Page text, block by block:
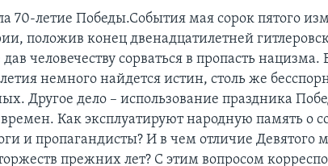
70-летие Победы.События мая сорок пятого
положив конец двенадцатилетней
человечеству сорваться в пропасть нацизма.
немного найдется истин, столь же
Другое дело – использование праздника
Как эксплуатируют народную память о
и пропагандисты? И в чем отличие Девятого
прежних лет? С этим вопросом